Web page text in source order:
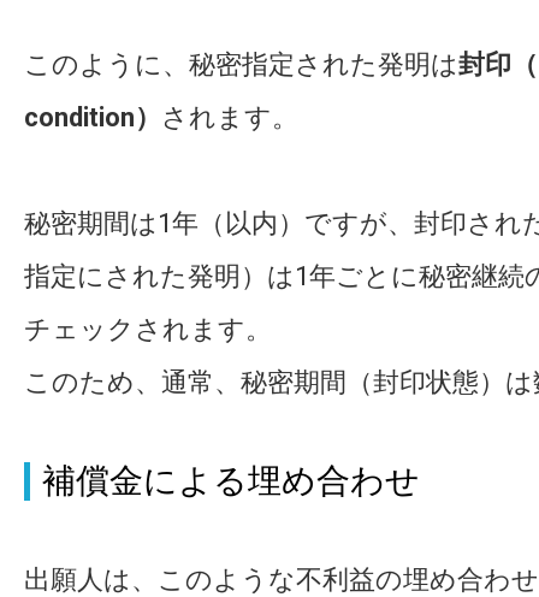
このように、秘密指定された発明は封印
condition）
されます。
秘密期間は1年（以内）ですが、封印され
指定にされた発明）は1年ごとに秘密継続
チェックされます。
このため、通常、秘密期間（封印状態）
補償金による埋め合わせ
出願人は、このような不利益の埋め合わ